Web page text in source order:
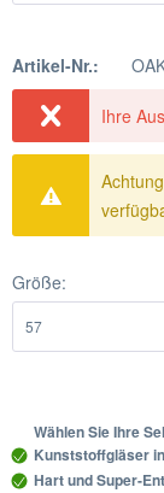
Artikel-Nr.:
Ihre
Größe:
Wählen Sie Ihre
Kunststoffgläser
Hart und Super-